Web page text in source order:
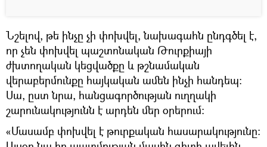
Նշելով, թե ինչը չի փոխվել, նախագահն ընդգծել է,
որ չեն փոխվել պաշտոնական Թուրքիայի
ժխտողական կեցվածքը և թշնամական
վերաբերմունքը հայկական ամեն ինչի հանդեպ:
Սա, ըստ նրա, հանցագործության ուղղակի
շարունակությունն է արդեն մեր օրերում:
«Մասամբ փոխվել է թուրքական հասարակությունը: